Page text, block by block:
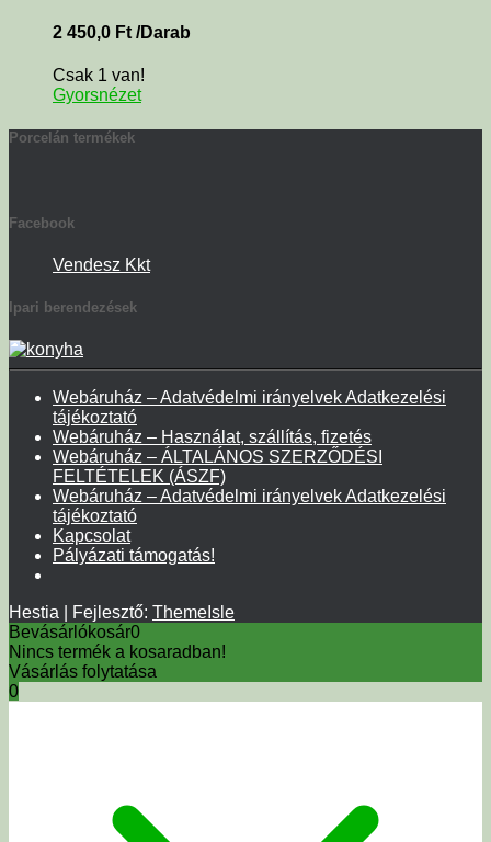
2 450,0 Ft /Darab
Csak 1 van!
Gyorsnézet
Porcelán termékek
Facebook
Vendesz Kkt
Ipari berendezések
Webáruház – Adatvédelmi irányelvek Adatkezelési
tájékoztató
Webáruház – Használat, szállítás, fizetés
Webáruház – ÁLTALÁNOS SZERZŐDÉSI
FELTÉTELEK (ÁSZF)
Webáruház – Adatvédelmi irányelvek Adatkezelési
tájékoztató
Kapcsolat
Pályázati támogatás!
Hestia | Fejlesztő: ThemeIsle
Bevásárlókosár0
Nincs termék a kosaradban!
Vásárlás folytatása
0